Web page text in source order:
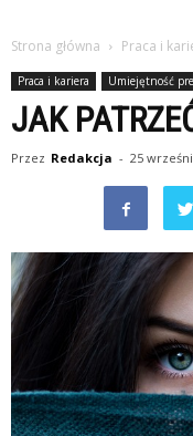
Strona główna Praca i
Praca i kariera Umiejętność
JAK
Przez Redakcja - 25